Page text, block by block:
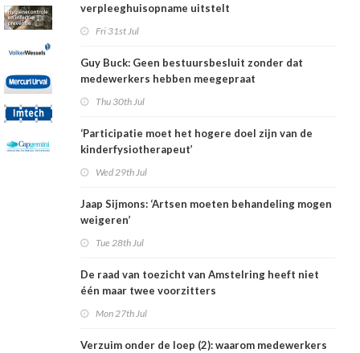
verpleeghuisopname uitstelt
Fri 31st Jul
Guy Buck: Geen bestuursbesluit zonder dat
medewerkers hebben meegepraat
Thu 30th Jul
‘Participatie moet het hogere doel zijn van de
kinderfysiotherapeut’
Wed 29th Jul
Jaap Sijmons: ‘Artsen moeten behandeling mogen
weigeren’
Tue 28th Jul
De raad van toezicht van Amstelring heeft niet
één maar twee voorzitters
Mon 27th Jul
Verzuim onder de loep (2): waarom medewerkers